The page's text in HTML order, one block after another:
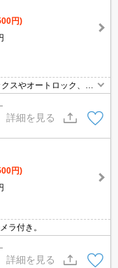
円)
スやオートロック、シ
詳細を見る
円)
ラ付き。
詳細を見る